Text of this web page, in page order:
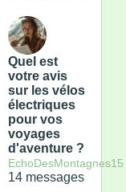
Quel est
votre avis
sur les vélos
électriques
pour vos
voyages
d'aventure ?
EchoDesMontagnes15
14 messages